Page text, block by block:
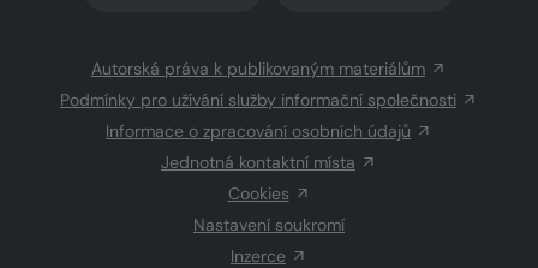
Autorská práva k publikovaným materiálům
Podmínky pro užívání služby informační společnosti
Informace o zpracování osobních údajů
Jednotná kontaktní místa
Cookies
Nastavení soukromí
Inzerce